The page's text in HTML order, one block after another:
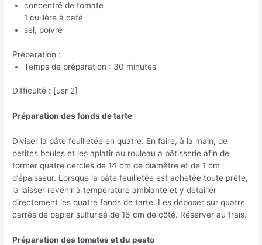
concentré de tomate
1 cuillère à café
sel, poivre
Préparation :
Temps de préparation : 30 minutes
Difficulté : [usr 2]
Préparation des fonds de tarte
Diviser la pâte feuilletée en quatre. En faire, à la main, de
petites boules et les aplatir au rouleau à pâtisserie afin de
former quatre cercles de 14 cm de diamètre et de 1 cm
d’épaisseur. Lorsque la pâte feuilletée est achetée toute prête,
la laisser revenir à température ambiante et y détailler
directement les quatre fonds de tarte. Les déposer sur quatre
carrés de papier sulfurisé de 16 cm de côté. Réserver au frais.
Préparation des tomates et du pesto